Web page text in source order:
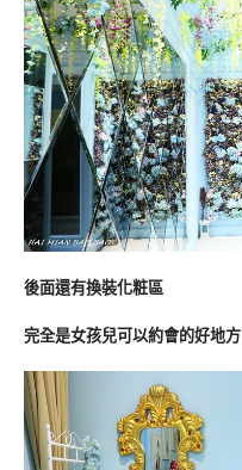
後面還有換裝化粧區
完全是女孩兒可以約會的好地方